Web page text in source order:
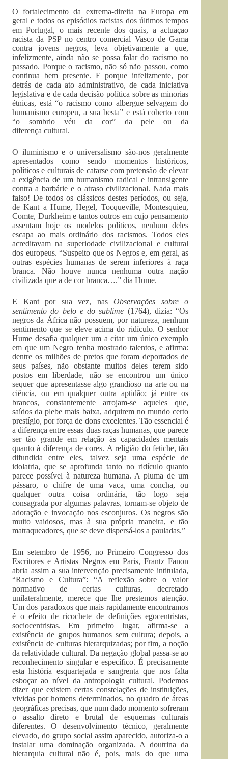
O fortalecimento da extrema-direita na Europa em
geral e todos os episódios racistas dos últimos tempos
em Portugal, o mais recente dos quais, a actuaçao
racista da PSP no centro comercial Vasco de Gama
contra jovens negros, leva objetivamente a que,
infelizmente, ainda não se possa falar do racismo no
passado. Porque o racismo, não só não passou, como
continua bem presente. E porque infelizmente, por
detrás de cada ato administrativo, de cada iniciativa
legislativa e de cada decisão política sobre as minorias
étnicas, está “o racismo como albergue selvagem do
humanismo europeu, a sua besta” e está coberto com
“o sombrio véu da cor” da pele ou da
diferença cultural.
O iluminismo e o universalismo são-nos geralmente
apresentados como sendo momentos históricos,
políticos e culturais de catarse com pretensão de elevar
a exigência de um humanismo radical e intransigente
contra a barbárie e o atraso civilizacional. Nada mais
falso! De todos os clássicos destes períodos, ou seja,
de Kant a Hume, Hegel, Tocqueville, Montesquieu,
Comte, Durkheim e tantos outros em cujo pensamento
assentam hoje os modelos políticos, nenhum deles
escapa ao mais ordinário dos racismos. Todos eles
acreditavam na superiodade civilizacional e cultural
dos europeus. “Suspeito que os Negros e, em geral, as
outras espécies humanas de serem inferiores à raça
branca. Não houve nunca nenhuma outra nação
civilizada que a de cor branca….” dia Hume.
E Kant por sua vez, nasObservações sobre o
sentimento do belo e do sublime (1764), dizia: “Os
negros da África não possuem, por natureza, nenhum
sentimento que se eleve acima do ridículo. O senhor
Hume desafia qualquer um a citar um único exemplo
em que um Negro tenha mostrado talentos, e afirma:
dentre os milhões de pretos que foram deportados de
seus países, não obstante muitos deles terem sido
postos em liberdade, não se encontrou um único
sequer que apresentasse algo grandioso na arte ou na
ciência, ou em qualquer outra aptidão; já entre os
brancos, constantemente arrojam-se aqueles que,
saídos da plebe mais baixa, adquirem no mundo certo
prestígio, por força de dons excelentes. Tão essencial é
a diferença entre essas duas raças humanas, que parece
ser tão grande em relação às capacidades mentais
quanto à diferença de cores. A religião do fetiche, tão
difundida entre eles, talvez seja uma espécie de
idolatria, que se aprofunda tanto no ridículo quanto
parece possível à natureza humana. A pluma de um
pássaro, o chifre de uma vaca, uma concha, ou
qualquer outra coisa ordinária, tão logo seja
consagrada por algumas palavras, tornam-se objeto de
adoração e invocação nos esconjuros. Os negros são
muito vaidosos, mas à sua própria maneira, e tão
matraqueadores, que se deve dispersá-los a pauladas.”
Em setembro de 1956, no Primeiro Congresso dos
Escritores e Artistas Negros em Paris, Frantz Fanon
abria assim a sua intervenção precisamente intitulada,
“Racismo e Cultura”: “A reflexão sobre o valor
normativo de certas culturas, decretado
unilateralmente, merece que lhe prestemos atenção.
Um dos paradoxos que mais rapidamente encontramos
é o efeito de ricochete de definições egocentristas,
sociocentristas. Em primeiro lugar, afirma-se a
existência de grupos humanos sem cultura; depois, a
existência de culturas hierarquizadas; por fim, a noção
da relatividade cultural. Da negação global passa-se ao
reconhecimento singular e específico. É precisamente
esta história esquartejada e sangrenta que nos falta
esboçar ao nível da antropologia cultural. Podemos
dizer que existem certas constelações de instituições,
vividas por homens determinados, no quadro de áreas
geográficas precisas, que num dado momento sofreram
o assalto direto e brutal de esquemas culturais
diferentes. O desenvolvimento técnico, geralmente
elevado, do grupo social assim aparecido, autoriza-o a
instalar uma dominação organizada. A doutrina da
hierarquia cultural não é, pois, mais do que uma